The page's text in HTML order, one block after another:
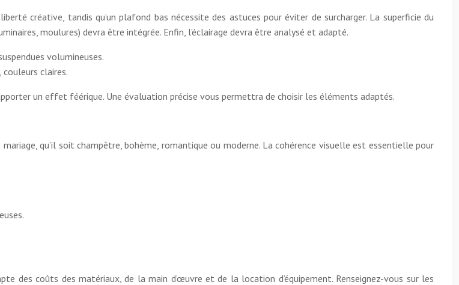
créative, tandis qu’un plafond bas nécessite des astuces pour éviter de surcharger. La superficie du
moulures) devra être intégrée. Enfin, l’éclairage devra être analysé et adapté.
volumineuses.
claires.
un effet féérique. Une évaluation précise vous permettra de choisir les éléments adaptés.
qu’il soit champêtre, bohème, romantique ou moderne. La cohérence visuelle est essentielle pour
des coûts des matériaux, de la main d’œuvre et de la location d’équipement. Renseignez-vous sur les